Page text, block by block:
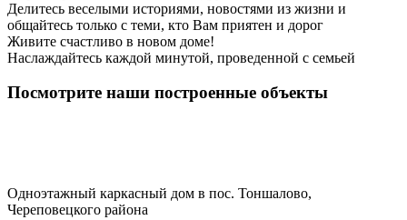
Делитесь веселыми историями, новостями из жизни и
общайтесь только с теми, кто Вам приятен и дорог
Живите счастливо в новом доме!
Наслаждайтесь каждой минутой, проведенной с семьей
Посмотрите наши построенные объекты
Одноэтажный каркасный дом в пос. Тоншалово,
Череповецкого района